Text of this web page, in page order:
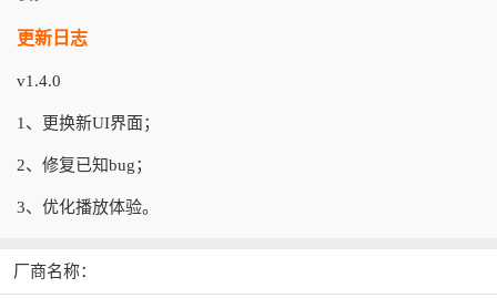
更新日志
v1.4.0
1、更换新UI界面；
2、修复已知bug；
3、优化播放体验。
厂商名称：